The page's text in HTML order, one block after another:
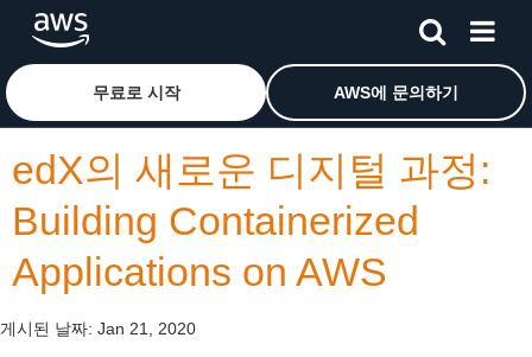
메인 콘텐츠로 건너뛰기Amazon Web Services 홈 페이지로 돌아가려면 여기를 클
무료로 시작 AWS에 문의하기
edX의 새로운 디지털 과정:
Building Containerized
Applications on AWS
게시된 날짜: Jan 21, 2020